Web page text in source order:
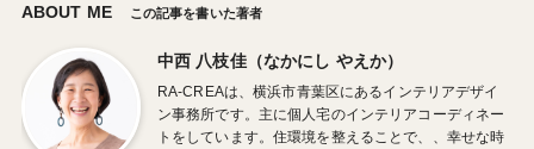
ABOUT ME この記事を書いた著者
中西 八枝佳（なかにし やえか）
RA-CREAは、横浜市青葉区にあるインテリアデザイ
ン事務所です。主に個人宅のインテリアコーディネー
トをしています。住環境を整えることで、、幸せな時